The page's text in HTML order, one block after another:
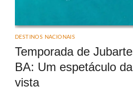
DESTINOS NACIONAIS
Temporada de
BA: Um espetáculo
vista